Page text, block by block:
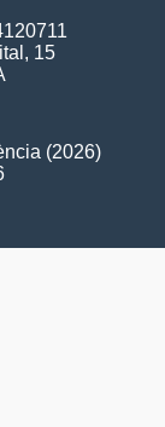
15
(2026)